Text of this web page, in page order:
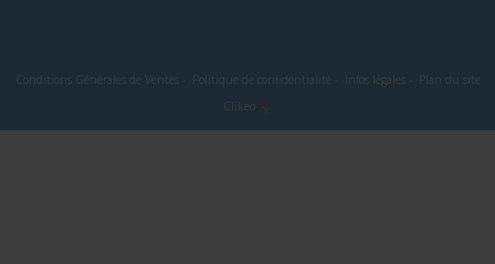
Conditions Générales de Ventes- Politique de confidentialité - Infos légales- Plan du site
Clikeo